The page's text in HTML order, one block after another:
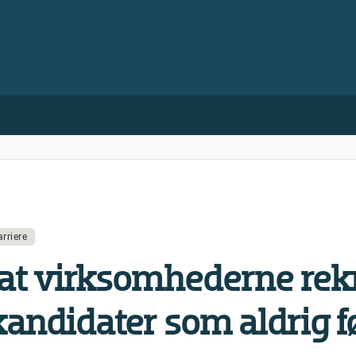
virk­som­he­der­ne
som aldrig